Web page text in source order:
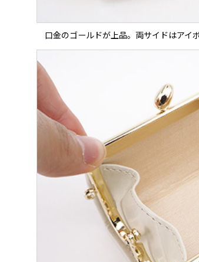
口金のゴールドが上品。両サイドはアイ